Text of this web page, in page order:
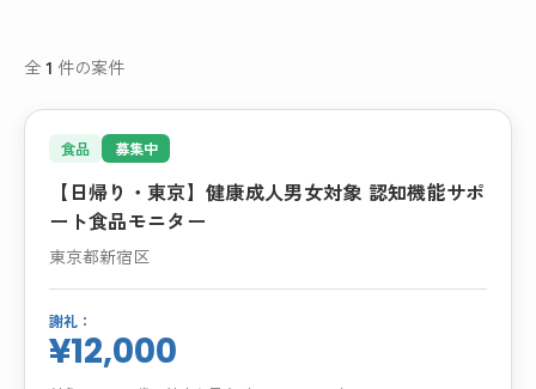
全1 件の案件
食品 募集中
【日帰り・東京】健康成人男女対象 認知機能サポ
ート食品モニター
東京都新宿区
謝礼：
¥12,000